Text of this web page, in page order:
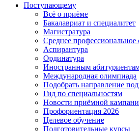
Поступающему
Всё о приёме
Бакалавриат и специалитет
Магистратура
Среднее профессиональное
Аспирантура
Ординатура
Иностранным
Международная олимпиада
Подобрать направление
Гид по специальностям
Новости приёмной
Профориентация 2026
Целевое обучение
Подготовительные курсы